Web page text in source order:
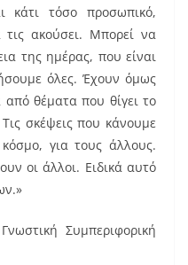
κάτι τόσο προσωπικό,
τις ακούσει. Μπορεί να
της ημέρας, που είναι
όλες. Έχουν όμως
θέματα που θίγει το
σκέψεις που κάνουμε
για τους άλλους.
οι άλλοι. Ειδικά αυτό
Συμπεριφορική